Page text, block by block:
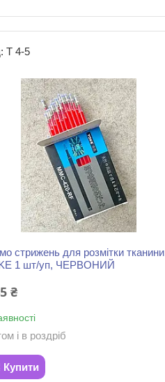
Т 4-5
стрижень для розмітки тканини
1 шт/уп, ЧЕРВОНИЙ
₴
і в роздріб
Купити